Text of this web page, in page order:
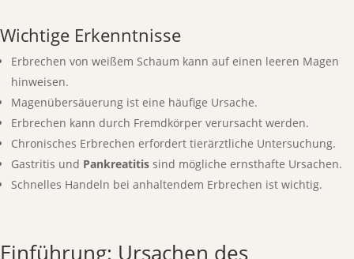
Wichtige Erkenntnisse
Erbrechen von weißem Schaum kann auf einen leeren Magen
hinweisen.
Magenübersäuerung ist eine häufige Ursache.
Erbrechen kann durch Fremdkörper verursacht werden.
Chronisches Erbrechen erfordert tierärztliche Untersuchung.
Gastritis und Pankreatitis sind mögliche ernsthafte Ursachen.
Schnelles Handeln bei anhaltendem Erbrechen ist wichtig.
Einführung: Ursachen des